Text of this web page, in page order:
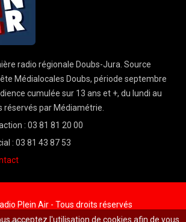
radio régionale Doubs-Jura. Source
Médialocales Doubs, période septembre
cumulée sur 13 ans et +, du lundi au
réservés par Médiamétrie.
: 03 81 81 20 00
: 03 81 43 87 53
Plein Air - Tous droits réservés
acceptez l'utilisation de cookies afin de vous